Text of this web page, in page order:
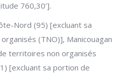
760,30’].
Nord (95) [excluant sa
(TNO)], Manicouagan
territoires non organisés
[excluant sa portion de